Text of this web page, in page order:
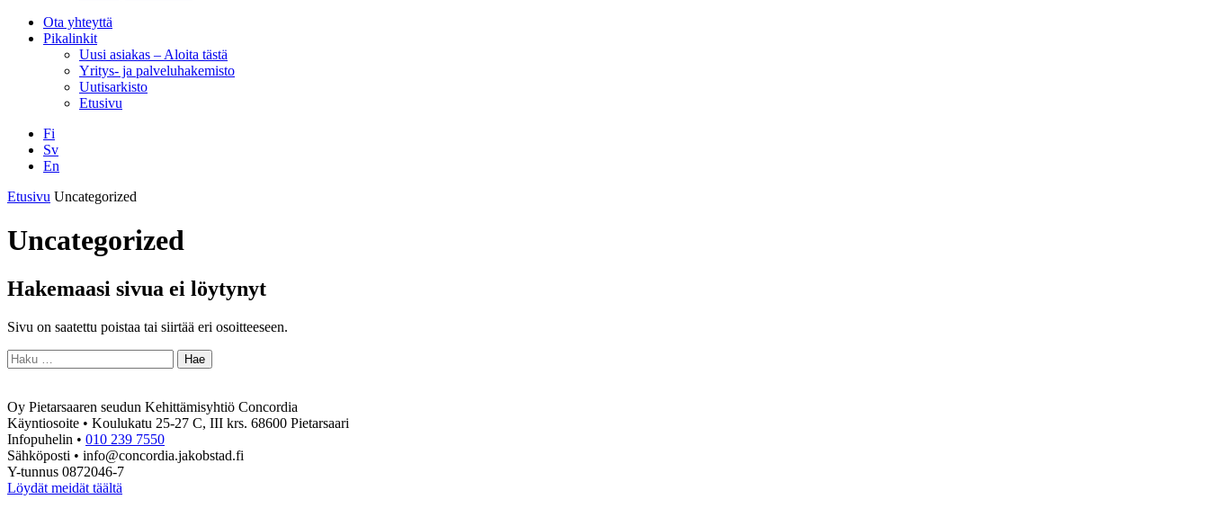
Ota yhteyttä
Pikalinkit
Uusi asiakas – Aloita tästä
Yritys- ja palveluhakemisto
Uutisarkisto
Etusivu
Fi
Sv
En
Facebook
Instagram
LinkedIN
YouTube
Etusivu Uncategorized
Uncategorized
Hakemaasi sivua ei löytynyt
Sivu on saatettu poistaa tai siirtää eri osoitteeseen.
Haku:
Oy Pietarsaaren seudun Kehittämisyhtiö Concordia
Käyntiosoite • Koulukatu 25-27 C, III krs. 68600 Pietarsaari
Infopuhelin • 010 239 7550
Sähköposti • info@concordia.jakobstad.fi
Y-tunnus 0872046-7
Löydät meidät täältä